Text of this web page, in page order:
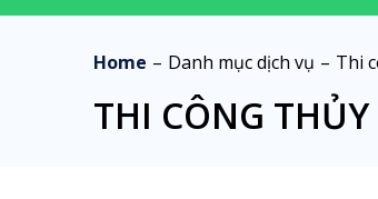
Home – Danh mục dịch vụ – Thi
THI CÔNG